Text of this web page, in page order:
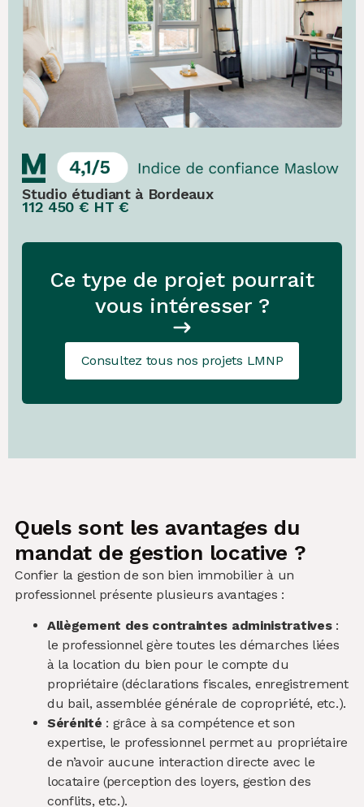
Studio étudiant à Bordeaux
112 450 € HT €
Ce type de projet pourrait
vous intéresser ?
Consultez tous nos projets LMNP
Quels sont les avantages du
mandat de gestion locative ?
Confier la gestion de son bien immobilier à un
professionnel présente plusieurs avantages :
Allègement des contraintes administratives:
le professionnel gère toutes les démarches liées
à la location du bien pour le compte du
propriétaire (déclarations fiscales, enregistrement
du bail, assemblée générale de copropriété, etc.).
Sérénité : grâce à sa compétence et son
expertise, le professionnel permet au propriétaire
de n’avoir aucune interaction directe avec le
locataire (perception des loyers, gestion des
conflits, etc.).